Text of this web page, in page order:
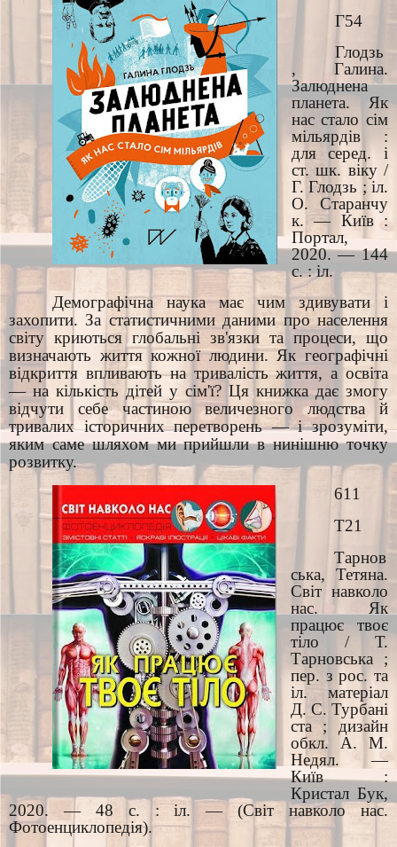
Г54
Глодзь
, Галина.
Залюднена
планета. Як
нас стало сім
мільярдів :
для серед. і
ст. шк. віку /
Г. Глодзь ; іл.
О. Старанчу
к. — Київ :
Портал,
2020. — 144
с. : іл.
Демографічна наука має чим здивувати і
захопити. За статистичними даними про населення
світу криються глобальні зв'язки та процеси, що
визначають життя кожної людини. Як географічні
відкриття впливають на тривалість життя, а освіта
— на кількість дітей у сім'ї? Ця книжка дає змогу
відчути себе частиною величезного людства й
тривалих історичних перетворень — і зрозуміти,
яким саме шляхом ми прийшли в нинішню точку
розвитку.
611
Т21
Тарнов
ська, Тетяна.
Світ навколо
нас. Як
працює твоє
тіло / Т.
Тарновська ;
пер. з рос. та
іл. матеріал
Д. С. Турбані
ста ; дизайн
обкл. А. М.
Недял. —
Київ :
Кристал Бук,
2020. — 48 с. : іл. — (Світ навколо нас.
Фотоенциклопедія).